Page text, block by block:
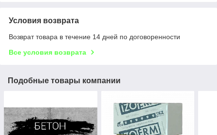
Условия возврата
Возврат товара в течение 14 дней по договоренности
Все условия возврата
Подобные товары компании